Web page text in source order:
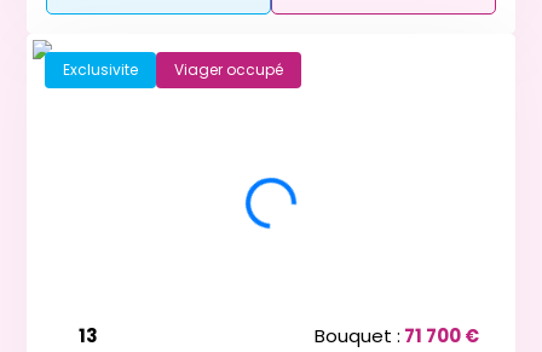
Exclusivite Viager occupé
13 Bouquet : 71 700 €